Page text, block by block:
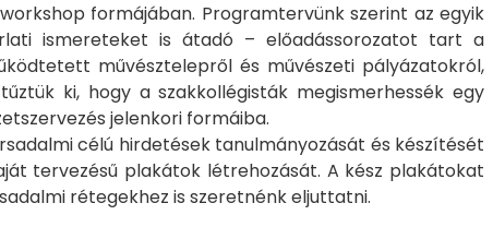
formájában. Programtervünk szerint az egyik
ismereteket is átadó – előadássorozatot tart a
művésztelepről és művészeti pályázatokról,
ki, hogy a szakkollégisták megismerhessék egy
jelenkori formáiba.
célú hirdetések tanulmányozását és készítését
tervezésű plakátok létrehozását. A kész plakátokat
rétegekhez is szeretnénk eljuttatni.